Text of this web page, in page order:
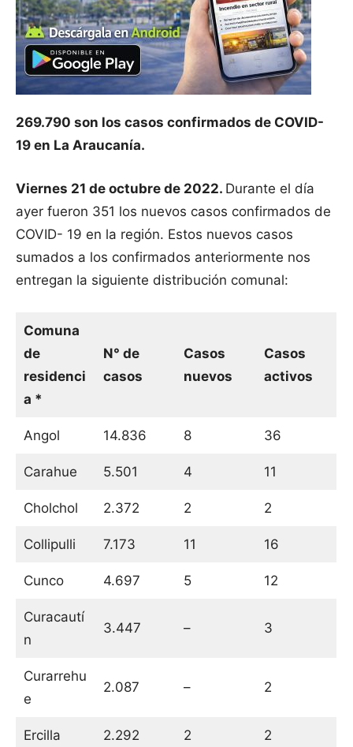
269.790 son los casos confirmados de COVID-
19 en La Araucanía.
Viernes 21 de octubre de 2022. Durante el día
ayer fueron 351 los nuevos casos confirmados de
COVID- 19 en la región. Estos nuevos casos
sumados a los confirmados anteriormente nos
entregan la siguiente distribución comunal:
Comuna
de
residenci
a *
N° de
casos
Casos
nuevos
Casos
activos
Angol 14.836 8 36
Carahue 5.501 4 11
Cholchol 2.372 2 2
Collipulli 7.173 11 16
Cunco 4.697 5 12
Curacautí
n
3.447 – 3
Curarrehu
e
2.087 – 2
Ercilla 2.292 2 2